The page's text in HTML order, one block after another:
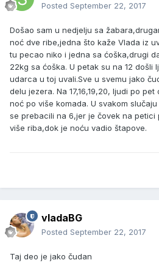
Posted September 22, 2017
Došao sam u nedjelju sa
noć dve ribe,jedna što kaže Vlada iz
tu pecao niko i jedna sa ćoška,drugi
22kg sa ćoška. U petak su na 12 došli
udarca u toj uvali.Sve u svemu jako
delu jezera. Na 17,16,19,20, ljudi po
noć po više komada. U svakom
se prebacili na 6,jer je čovek na petici
više riba,dok je noću vadio štapove.
vladaBG
Posted September 22, 2017
Taj deo je jako čudan